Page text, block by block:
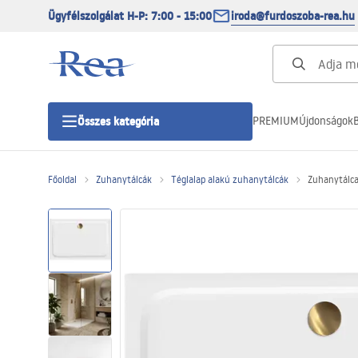
Ügyfélszolgálat H-P: 7:00 - 15:00 iroda@furdoszoba-rea.hu
Összes kategória
Zuhanytálcák
Zuhanylefolyók
PREMIUMÚjdonságok
Főoldal Zuhanytálcák Téglalap alakú zuhanytálcák